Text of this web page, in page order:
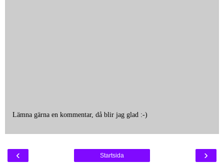
Lämna gärna en kommentar, då blir jag glad :-)
‹ ›
Startsida